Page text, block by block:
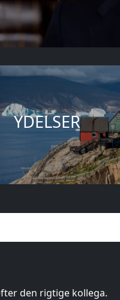
YDELSER
den rigtige kollega.